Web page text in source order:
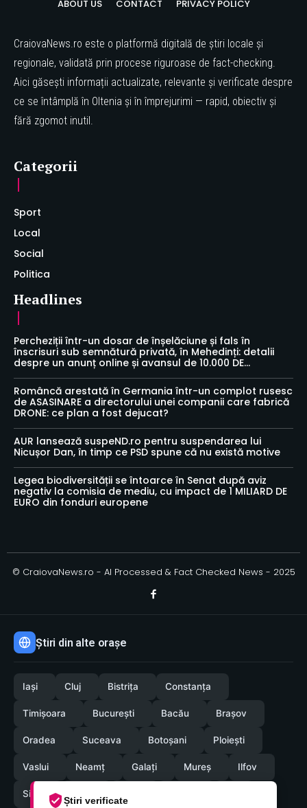
Știri verificate
ABOUT US CONTACT PRIVACY POLICY
CraiovaNews.ro este o platformă digitală de știri locale și
regionale, validată prin procese riguroase de fact-checking.
Aici găsești informații actualizate, relevante și verificate despre
ce se întâmplă în Oltenia și în împrejurimi — rapid, obiectiv și
fără zgomot inutil.
Categorii
Sport
Local
Social
Politica
Headlines
Percheziții într-un dosar de înșelăciune și fals în
înscrisuri sub semnătură privată, în Mehedinți: detalii
despre un anunț online și avansul de 10.000 DE...
Româncă arestată în Germania într-un complot rusesc
de ASASINARE a directorului unei companii care fabrică
DRONE: ce plan a fost dejucat?
AUR lansează suspeND.ro pentru suspendarea lui
Nicușor Dan, în timp ce PSD spune că nu există motive
Legea biodiversității se întoarce în Senat după aviz
negativ la comisia de mediu, cu impact de 1 MILIARD DE
EURO din fonduri europene
© CraiovaNews.ro - AI Processed & Fact Checked News - 2025
Știri din alte orașe
Iași Cluj Bistrița Constanța
Timișoara București Bacău Brașov
Oradea Suceava Botoșani Ploiești
Vaslui Neamț Galați Mureș Ilfov
Sibiu